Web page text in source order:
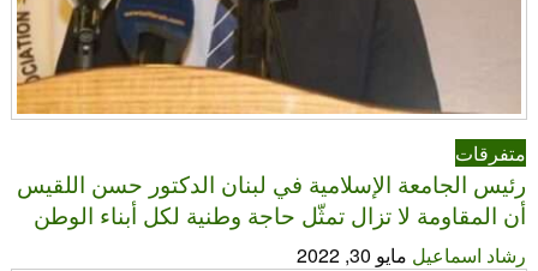
متفرقات
رئيس الجامعة الإسلامية في لبنان الدكتور حسن اللقيس
أن المقاومة لا تزال تمثّل حاجة وطنية لكل أبناء الوطن
رشاد اسماعيل مايو 30, 2022